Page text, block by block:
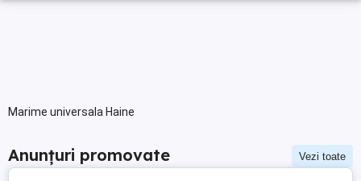
Marime universala Haine
Anunțuri promovate Vezi toate